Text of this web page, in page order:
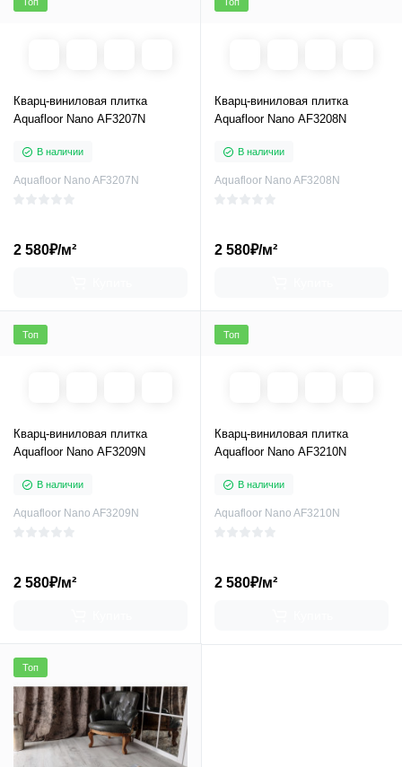
Кварц-виниловая плитка
Aquafloor Nano AF3207N
В наличии
Aquafloor Nano AF3207N
2 580₽/м²
Кварц-виниловая плитка
Aquafloor Nano AF3208N
В наличии
Aquafloor Nano AF3208N
2 580₽/м²
Топ
Кварц-виниловая плитка
Aquafloor Nano AF3209N
В наличии
Aquafloor Nano AF3209N
2 580₽/м²
Топ
Кварц-виниловая плитка
Aquafloor Nano AF3210N
В наличии
Aquafloor Nano AF3210N
2 580₽/м²
Топ